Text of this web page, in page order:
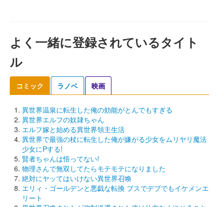
よく一緒に登録されているタイト
ル
コミック ラノベ 映画
異世界温泉に転生した俺の効能がとんでもすぎる
異世界エルフの奴隷ちゃん
エルフ嫁と始める異世界領主生活
異世界で最強の杖に転生した俺が嫌がる少女をムリヤリ魔法
少女にPする!
賢者ちゃんは悟ってない!
物理さんで無双してたらモテモテになりました
絶対にヤッてはいけない異世界召喚
エリィ・ゴールデンと悪戯な転換 ブスでデブでもイケメンエ
リート